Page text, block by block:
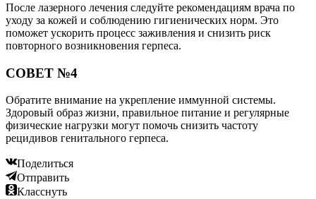
После лазерного лечения следуйте рекомендациям врача по
уходу за кожей и соблюдению гигиенических норм. Это
поможет ускорить процесс заживления и снизить риск
повторного возникновения герпеса.
СОВЕТ №4
Обратите внимание на укрепление иммунной системы.
Здоровый образ жизни, правильное питание и регулярные
физические нагрузки могут помочь снизить частоту
рецидивов генитального герпеса.
Поделиться
Отправить
Класснуть